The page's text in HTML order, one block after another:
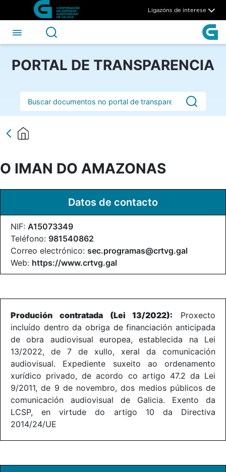
Skip to Main Content
O IMAN DO AMAZONAS -
Ligazóns de interese
PORTAL DE TRANSPARENCIA
Barra de busca
O IMAN DO AMAZONAS
Datos de contacto
NIF: A15073349
Teléfono: 981540862
Correo electrónico: sec.programas@crtvg.gal
Web: https://www.crtvg.gal
Produción contratada (Lei 13/2022): Proxecto
incluído dentro da obriga de financiación anticipada
de obra audiovisual europea, establecida na Lei
13/2022, de 7 de xullo, xeral da comunicación
audiovisual. Expediente suxeito ao ordenamento
xurídico privado, de acordo co artigo 47.2 da Lei
9/2011, de 9 de novembro, dos medios públicos de
comunicación audiovisual de Galicia. Exento da
LCSP, en virtude do artigo 10 da Directiva
2014/24/UE